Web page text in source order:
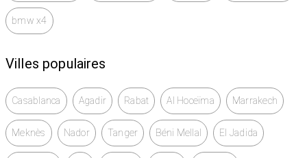
bmw x4
Villes populaires
Casablanca Agadir Rabat Al Hoceïma Marrakech
Meknès Nador Tanger Béni Mellal El Jadida